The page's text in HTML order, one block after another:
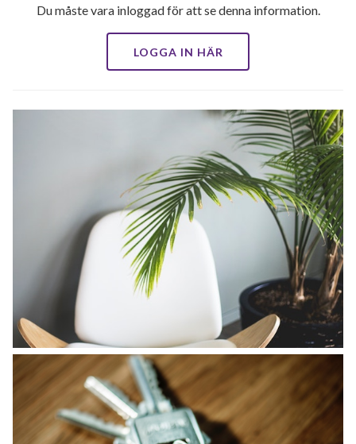
Du måste vara inloggad för att se denna information.
LOGGA IN HÄR